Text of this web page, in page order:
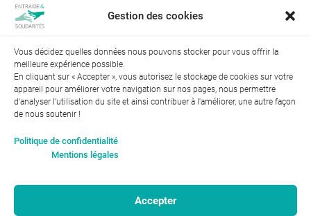
Gestion des cookies
Vous décidez quelles données nous pouvons stocker pour vous offrir la
meilleure expérience possible.
En cliquant sur « Accepter », vous autorisez le stockage de cookies sur votre
appareil pour améliorer votre navigation sur nos pages, nous permettre
d'analyser l’utilisation du site et ainsi contribuer à l'améliorer, une autre façon
de nous soutenir !
Politique de confidentialité
Mentions légales
Accepter
← Précédent
femmes : 94